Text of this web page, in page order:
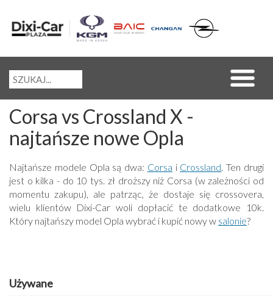
Corsa vs Crossland X -
najtańsze nowe Opla
Najtańsze modele Opla są dwa: Corsa i Crossland. Ten drugi
jest o kilka - do 10 tys. zł droższy niż Corsa (w zależności od
momentu zakupu), ale patrząc, że dostaje się crossovera,
wielu klientów Dixi-Car woli dopłacić te dodatkowe 10k.
Który najtańszy model Opla wybrać i kupić nowy w salonie?
Używane